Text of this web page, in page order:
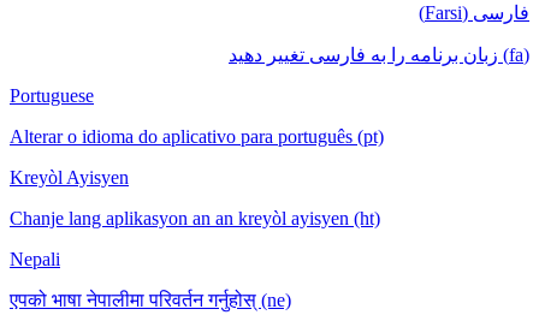
فارسی (Farsi)
(fa) زبان برنامه را به فارسی تغییر دهید
Portuguese
Alterar o idioma do aplicativo para português (pt)
Kreyòl Ayisyen
Chanje lang aplikasyon an an kreyòl ayisyen (ht)
Nepali
एपको भाषा नेपालीमा परिवर्तन गर्नुहोस् (ne)